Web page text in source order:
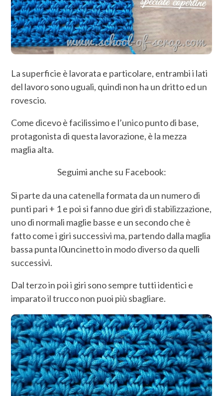
La superficie è lavorata e particolare, entrambi i lati
del lavoro sono uguali, quindi non ha un dritto ed un
rovescio.
Come dicevo è facilissimo e l’unico punto di base,
protagonista di questa lavorazione, è la mezza
maglia alta.
Seguimi anche su Facebook:
Si parte da una catenella formata da un numero di
punti pari + 1 e poi si fanno due giri di stabilizzazione,
uno di normali maglie basse e un secondo che è
fatto come i giri successivi ma, partendo dalla maglia
bassa punta l0uncinetto in modo diverso da quelli
successivi.
Dal terzo in poi i giri sono sempre tutti identici e
imparato il trucco non puoi più sbagliare.